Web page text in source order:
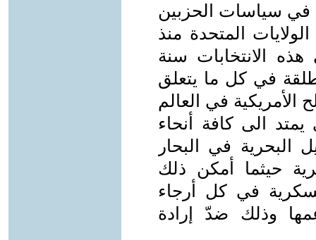
في سياسات الحزبين
المتحدة منذ
الانتخابات سنة
مطلقة في كل ما يتعلق
الأمريكية في العالم
الى كافة أنحاء
البحرية في البحار
حيثما أمكن ذلك
من 800 قادة عسكرية في كل أرجاء
وذلك ضدّ إرادة